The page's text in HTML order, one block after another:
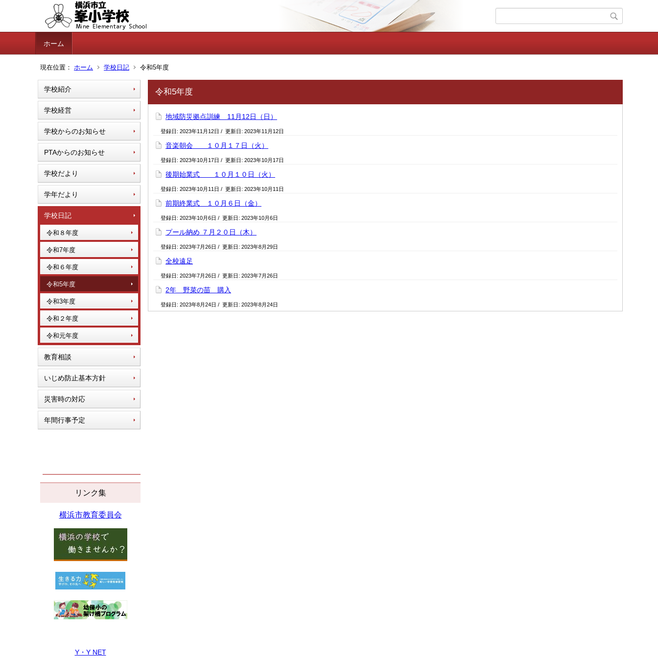
ホーム
現在位置： ホーム 学校日記 令和5年度
学校紹介
学校経営
学校からのお知らせ
PTAからのお知らせ
学校だより
学年だより
学校日記
令和８年度
令和7年度
令和６年度
令和5年度
令和3年度
令和２年度
令和元年度
教育相談
いじめ防止基本方針
災害時の対応
年間行事予定
リンク集
横浜市教育委員会
Y・Y NET
令和5年度
地域防災拠点訓練 11月12日（日）
登録日: 2023年11月12日 / 更新日: 2023年11月12日
音楽朝会 １０月１７日（火）
登録日: 2023年10月17日 / 更新日: 2023年10月17日
後期始業式 １０月１０日（火）
登録日: 2023年10月11日 / 更新日: 2023年10月11日
前期終業式 １０月６日（金）
登録日: 2023年10月6日 / 更新日: 2023年10月6日
プール納め ７月２０日（木）
登録日: 2023年7月26日 / 更新日: 2023年8月29日
全校遠足
登録日: 2023年7月26日 / 更新日: 2023年7月26日
2年 野菜の苗 購入
登録日: 2023年8月24日 / 更新日: 2023年8月24日